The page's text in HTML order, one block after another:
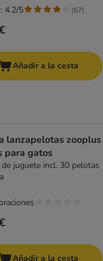
4.2/5 (67)
Añadir a la cesta
lanzapelotas zooplus
para gatos
juguete incl. 30 pelotas
Añadir a la cesta